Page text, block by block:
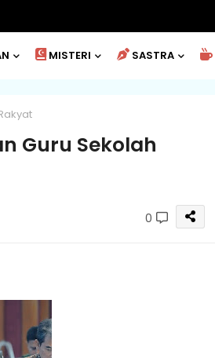
MISTERI SASTRA
Guru Sekolah
0